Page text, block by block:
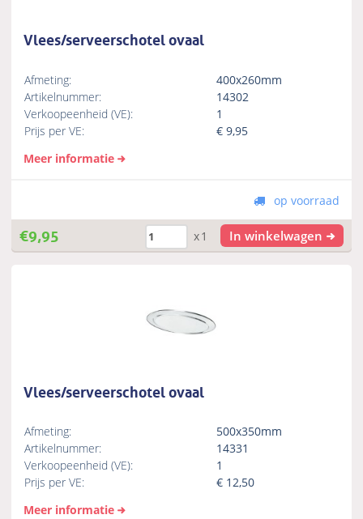
Vlees/serveerschotel ovaal
Afmeting:
400x260mm
Artikelnummer:
14302
Verkoopeenheid (VE):
1
Prijs per VE:
€9,95
Meer informatie
op voorraad
€9,95 x1 In winkelwagen
Vlees/serveerschotel ovaal
Afmeting:
500x350mm
Artikelnummer:
14331
Verkoopeenheid (VE):
1
Prijs per VE:
€ 12,50
Meer informatie